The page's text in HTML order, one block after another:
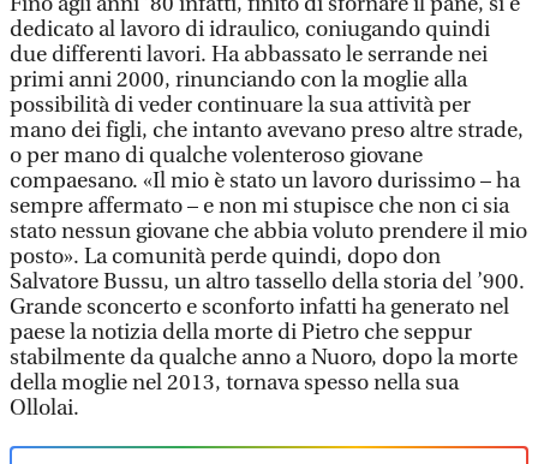
dedicato al lavoro di idraulico, coniugando quindi
due differenti lavori. Ha abbassato le serrande nei
primi anni 2000, rinunciando con la moglie alla
possibilità di veder continuare la sua attività per
mano dei figli, che intanto avevano preso altre strade,
o per mano di qualche volenteroso giovane
compaesano. «Il mio è stato un lavoro durissimo – ha
sempre affermato – e non mi stupisce che non ci sia
stato nessun giovane che abbia voluto prendere il mio
posto». La comunità perde quindi, dopo don
Salvatore Bussu, un altro tassello della storia del ’900.
Grande sconcerto e sconforto infatti ha generato nel
paese la notizia della morte di Pietro che seppur
stabilmente da qualche anno a Nuoro, dopo la morte
della moglie nel 2013, tornava spesso nella sua
Ollolai.